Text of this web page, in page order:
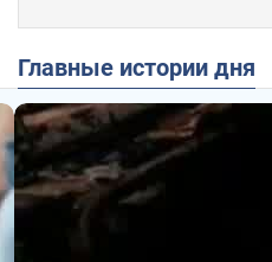
Главные истории дня